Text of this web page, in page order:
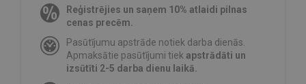
Reģistrējies un saņem 10% atlaidi pilnas
cenas precēm.
Pasūtījumu apstrāde notiek darba dienās.
Apmaksātie pasūtījumi tiek apstrādāti un
izsūtīti 2-5 darba dienu laikā.